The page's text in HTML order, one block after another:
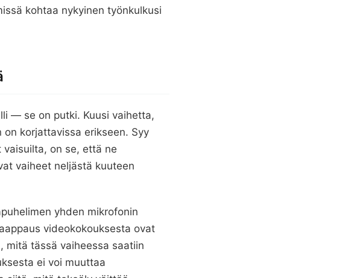
kohtaa nykyinen työnkulkusi
— se on putki. Kuusi vaihetta,
korjattavissa erikseen. Syy
on se, että ne
vaiheet neljästä kuuteen
yhden mikrofonin
videokokouksesta ovat
mitä tässä vaiheessa saatiin
ei voi muuttaa